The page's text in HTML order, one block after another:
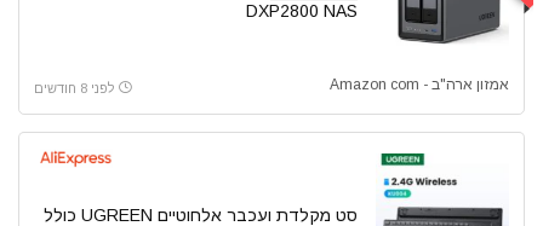
DXP2800 NAS
אמזון ארה"ב - Amazon com לפני 8 חודשים
סט מקלדת ועכבר אלחוטיים UGREEN כולל